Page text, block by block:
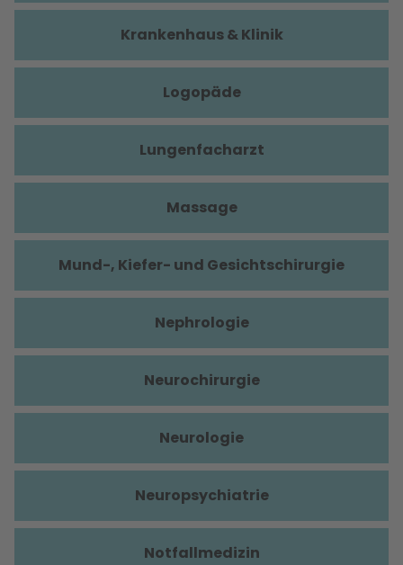
Krankenhaus & Klinik
Logopäde
Lungenfacharzt
Massage
Mund-, Kiefer- und Gesichtschirurgie
Nephrologie
Neurochirurgie
Neurologie
Neuropsychiatrie
Notfallmedizin